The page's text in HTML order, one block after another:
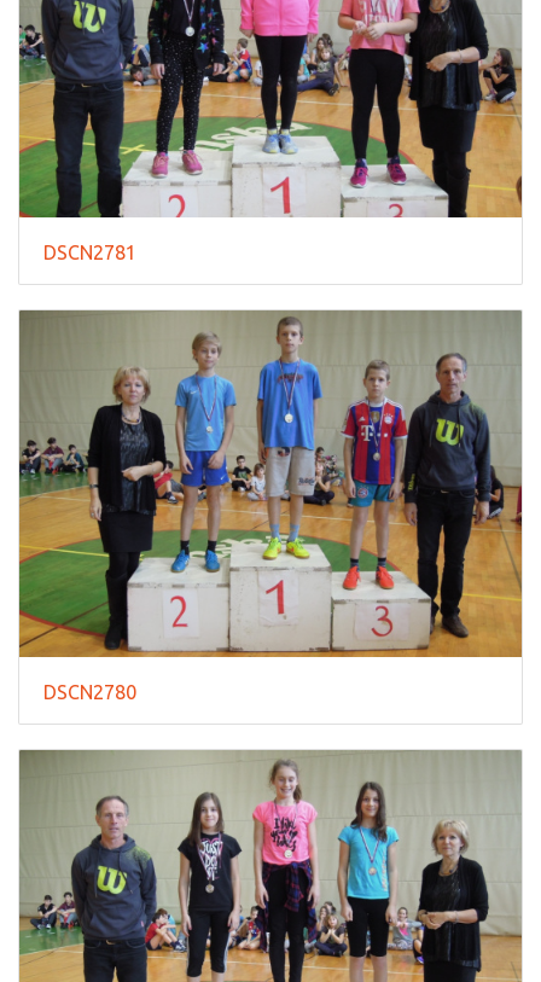
DSCN2781
DSCN2780